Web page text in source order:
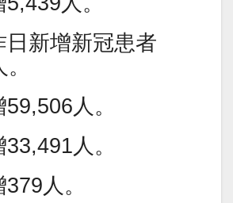
日新增新冠患者
人。
人。
人。